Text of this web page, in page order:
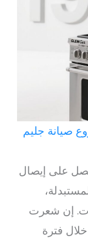
صيانة جليم
على إيصال
إن شعرت
فترة